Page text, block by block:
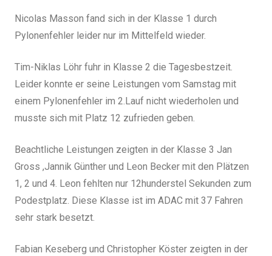
Nicolas Masson fand sich in der Klasse 1 durch
Pylonenfehler leider nur im Mittelfeld wieder.
Tim-Niklas Löhr fuhr in Klasse 2 die Tagesbestzeit.
Leider konnte er seine Leistungen vom Samstag mit
einem Pylonenfehler im 2.Lauf nicht wiederholen und
musste sich mit Platz 12 zufrieden geben.
Beachtliche Leistungen zeigten in der Klasse 3 Jan
Gross ,Jannik Günther und Leon Becker mit den Plätzen
1, 2 und 4. Leon fehlten nur 12hunderstel Sekunden zum
Podestplatz. Diese Klasse ist im ADAC mit 37 Fahren
sehr stark besetzt.
Fabian Keseberg und Christopher Köster zeigten in der